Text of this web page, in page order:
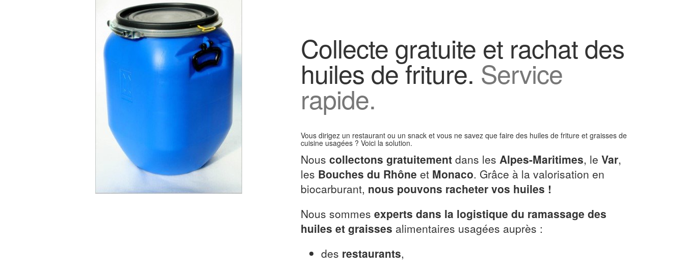
Collecte gratuite et rachat des
huiles de friture. Service
rapide.
Vous dirigez un restaurant ou un snack et vous ne savez que faire des huiles de friture et graisses de
cuisine usagées ? Voici la solution.
Nous collectons gratuitementdans les Alpes-Maritimes, le Var,
les Bouches du Rhône et Monaco. Grâce à la valorisation en
biocarburant, nous pouvons racheter vos huiles !
Nous sommes experts dans la logistique du ramassage des
huiles et graisses alimentaires usagées auprès :
des restaurants,